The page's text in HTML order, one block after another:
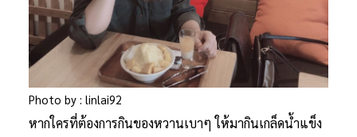
Photo by : linlai92
หากใครที่ต้องการกินของหวานเบาๆ ให้มากินเกล็ดน้ำแข็ง